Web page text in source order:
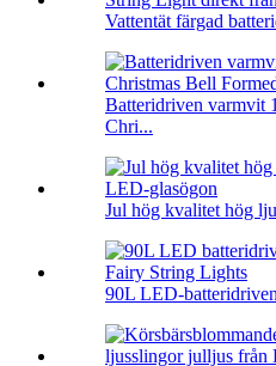
Vattentät färgad
Batteridriven varmvit
Chri...
Jul hög kvalitet hög
90L LED-